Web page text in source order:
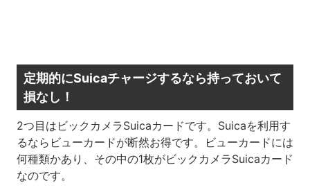
定期的にSuicaチャージするなら持っておいて
損なし！
2つ目はビックカメラSuicaカードです。Suicaを利用す
るならビューカードが断然お得です。ビューカードには
何種類かあり、その中の1枚がビックカメラSuicaカード
なのです。